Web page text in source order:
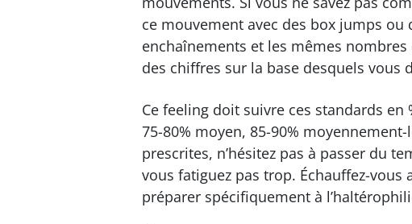
ce mouvement avec des box jumps
enchaînements et les mêmes
des chiffres sur la base desquels vous
Ce feeling doit suivre ces standards
75-80% moyen, 85-90%
prescrites, n’hésitez pas à passer du
vous fatiguez pas trop. Échauffez-
préparer spécifiquement à